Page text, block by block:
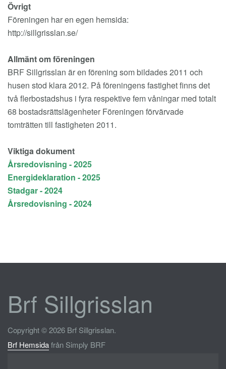
Övrigt
Föreningen har en egen hemsida:
http://sillgrisslan.se/
Allmänt om föreningen
BRF Sillgrisslan är en förening som bildades 2011 och
husen stod klara 2012. På föreningens fastighet finns det
två flerbostadshus i fyra respektive fem våningar med totalt
68 bostadsrättslägenheter Föreningen förvärvade
tomträtten till fastigheten 2011.
Viktiga dokument
Årsredovisning - 2025
Energideklaration - 2025
Stadgar - 2024
Årsredovisning - 2024
Brf Sillgrisslan
Copyright © 2026 Brf Sillgrisslan.
Brf Hemsidafrån Simply BRF